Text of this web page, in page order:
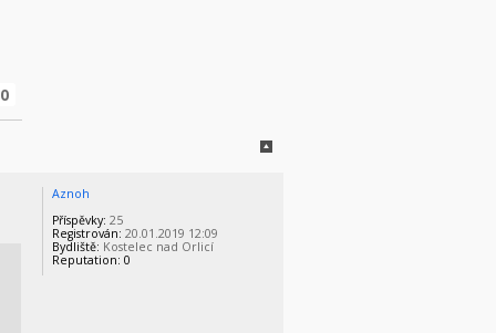
0
Aznoh
Příspěvky: 25
Registrován: 20.01.2019 12:09
Bydliště: Kostelec nad Orlicí
Reputation: 0